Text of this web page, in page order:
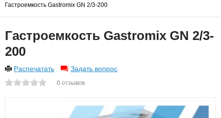
Гастроемкость Gastromix GN 2/3-200
Гастроемкость Gastromix GN 2/3-
200
Распечатать Задать вопрос
0 отзывов